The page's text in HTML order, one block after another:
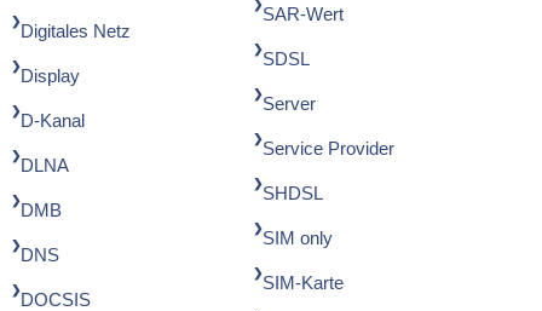
Digitales Netz
Display
D-Kanal
DLNA
DMB
DNS
DOCSIS
SAR-Wert
SDSL
Server
Service Provider
SHDSL
SIM only
SIM-Karte